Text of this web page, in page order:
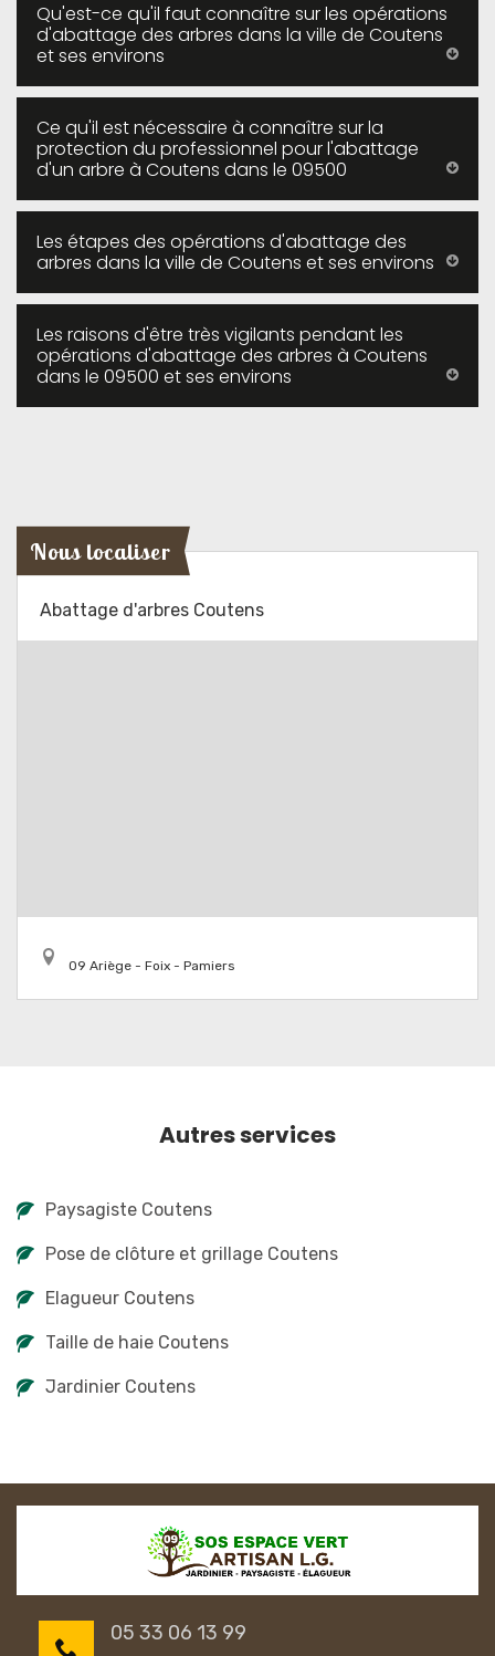
Qu'est-ce qu'il faut connaître sur les opérations
d'abattage des arbres dans la ville de Coutens
et ses environs
Ce qu'il est nécessaire à connaître sur la
protection du professionnel pour l'abattage
d'un arbre à Coutens dans le 09500
Les étapes des opérations d'abattage des
arbres dans la ville de Coutens et ses environs
Les raisons d'être très vigilants pendant les
opérations d'abattage des arbres à Coutens
dans le 09500 et ses environs
Nous localiser
Abattage d'arbres Coutens
09 Ariège - Foix - Pamiers
Autres services
Paysagiste Coutens
Pose de clôture et grillage Coutens
Elagueur Coutens
Taille de haie Coutens
Jardinier Coutens
05 33 06 13 99